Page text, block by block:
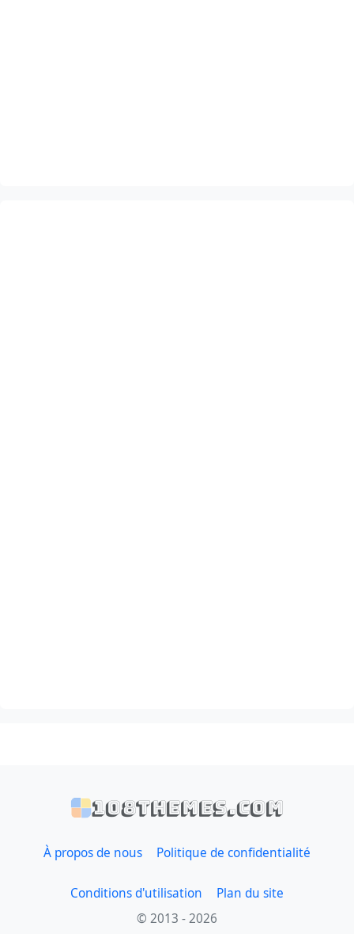
108themes.com
À propos de nous Politique de confidentialité
Conditions d'utilisation
Plan du site
© 2013 - 2026